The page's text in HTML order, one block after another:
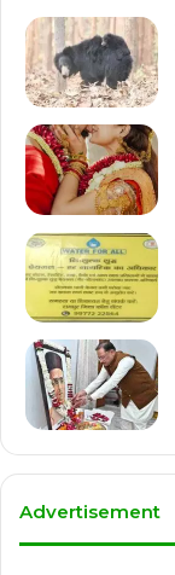
Advertisement